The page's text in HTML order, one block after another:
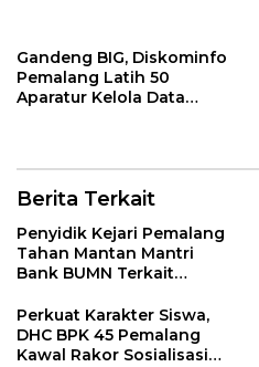
Gandeng BIG, Diskominfo
Pemalang Latih 50
Aparatur Kelola Data
Berita Terkait
Penyidik Kejari Pemalang
Tahan Mantan Mantri
Bank BUMN Terkait
Perkuat Karakter Siswa,
DHC BPK 45 Pemalang
Kawal Rakor Sosialisasi